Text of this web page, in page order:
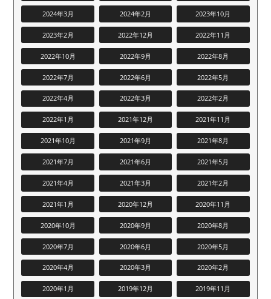
2024年3月 2024年2月 2023年10月
2023年2月 2022年12月 2022年11月
2022年10月 2022年9月 2022年8月
2022年7月 2022年6月 2022年5月
2022年4月 2022年3月 2022年2月
2022年1月 2021年12月 2021年11月
2021年10月 2021年9月 2021年8月
2021年7月 2021年6月 2021年5月
2021年4月 2021年3月 2021年2月
2021年1月 2020年12月 2020年11月
2020年10月 2020年9月 2020年8月
2020年7月 2020年6月 2020年5月
2020年4月 2020年3月 2020年2月
2020年1月 2019年12月 2019年11月